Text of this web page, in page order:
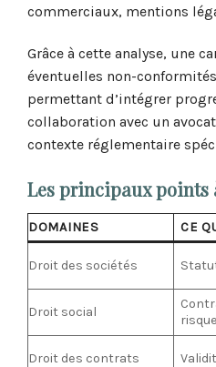
commerciaux, mentions
Grâce à cette analyse, une
éventuelles non-
permettant d’intégrer
collaboration avec un
contexte réglementaire
Les principaux
DOMAINES CE
Droit des sociétés
Droit social
Droit des contrats